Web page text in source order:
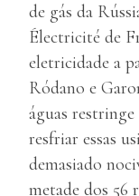
de gás da
Électricité de
eletricidade a
Ródano e
águas restringe
resfriar essas
demasiado
metade dos 56